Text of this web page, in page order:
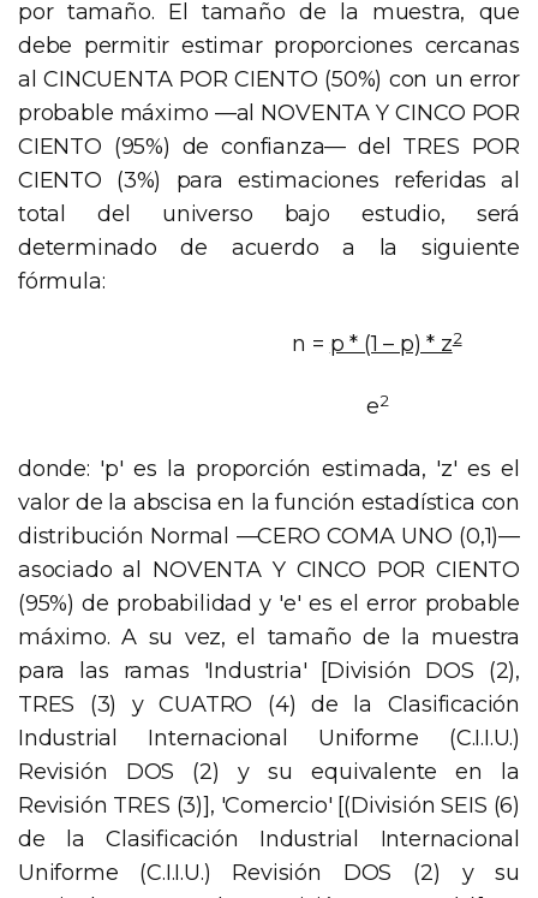
por tamaño. El tamaño de la muestra, que
debe permitir estimar proporciones cercanas
al CINCUENTA POR CIENTO (50%) con un error
probable máximo —al NOVENTA Y CINCO POR
CIENTO (95%) de confianza— del TRES POR
CIENTO (3%) para estimaciones referidas al
total del universo bajo estudio, será
determinado de acuerdo a la siguiente
fórmula:
n = p * (1 – p) * z2
e2
donde: 'p' es la proporción estimada, 'z' es el
valor de la abscisa en la función estadística con
distribución Normal —CERO COMA UNO (0,1)—
asociado al NOVENTA Y CINCO POR CIENTO
(95%) de probabilidad y 'e' es el error probable
máximo. A su vez, el tamaño de la muestra
para las ramas 'Industria' [División DOS (2),
TRES (3) y CUATRO (4) de la Clasificación
Industrial Internacional Uniforme (C.I.I.U.)
Revisión DOS (2) y su equivalente en la
Revisión TRES (3)], 'Comercio' [(División SEIS (6)
de la Clasificación Industrial Internacional
Uniforme (C.I.I.U.) Revisión DOS (2) y su